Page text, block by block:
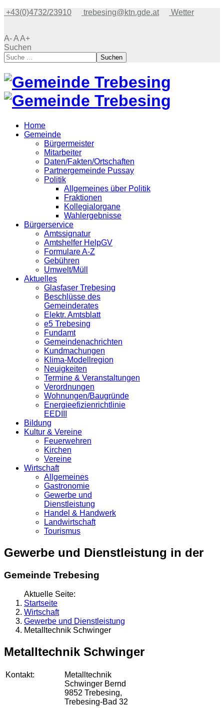
+43(0)4732/23910 trebesing@ktn.gde.at Wetter
A-AA+
Suchen
Suchen
Home
Gemeinde
Bürgermeister
Mitarbeiter
Daten/Fakten/Ortschaften
Partnergemeinde Pussay
Politik
Allgemeines über Politik
Fraktionen
Kollegialorgane
Wahlergebnisse
Bürgerservice
Amtssignatur
Amtshelfer HelpGV
Formulare A-Z
Gebühren
Umwelt/Müll
Aktuelles
Glasfaser Trebesing
Beschlüsse des
Gemeinderates
Elektr. Amtsblatt
e5 Trebesing
Fundamt
Gemeindenachrichten
Kundmachungen
Klima-Modellregion
Neuigkeiten
Termine & Veranstaltungen
Verordnungen
Wohnungen/Baugründe
Energieefizienrichtlinie
EEDIII
Bildung
Kultur & Vereine
Feuerwehren
Kirchen
Vereine
Wirtschaft
Allgemeines
Gastronomie
Gewerbe und
Dienstleistung
Handel & Handwerk
Landwirtschaft
Tourismus
Gewerbe und Dienstleistung in der
Gemeinde Trebesing
Aktuelle Seite:
Startseite
Wirtschaft
Gewerbe und Dienstleistung
Metalltechnik Schwinger
Metalltechnik Schwinger
Kontakt:
Metalltechnik
Schwinger Bernd
9852 Trebesing,
Trebesing-Bad 32